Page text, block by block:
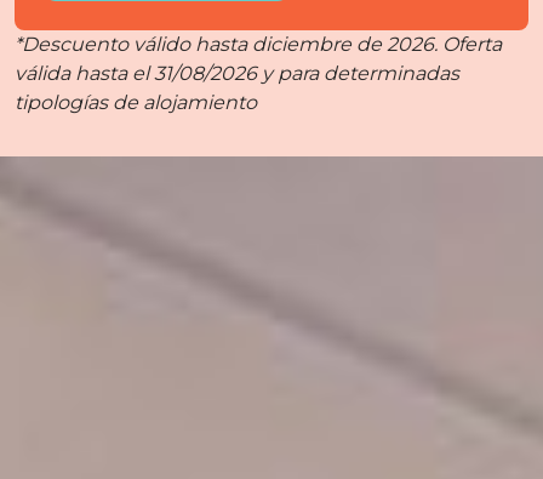
*Descuento válido hasta diciembre de 2026. Oferta
válida hasta el 31/08/2026 y para determinadas
tipologías de alojamiento